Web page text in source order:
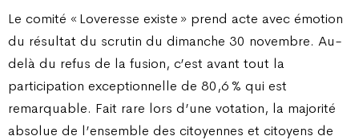
Le comité « Loveresse existe » prend acte avec émotion
du résultat du scrutin du dimanche 30 novembre. Au-
delà du refus de la fusion, c’est avant tout la
participation exceptionnelle de 80,6 % qui est
remarquable. Fait rare lors d’une votation, la majorité
absolue de l’ensemble des citoyennes et citoyens de